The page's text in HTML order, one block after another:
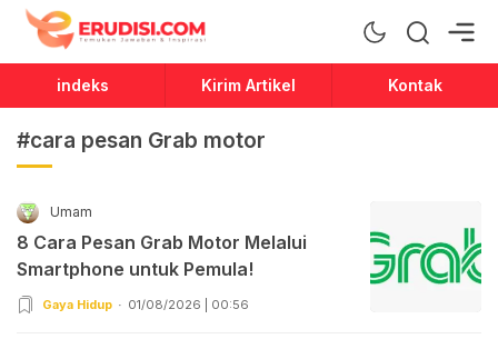
Erudisi
Temukan Jawaban dan Inspirasi
indeks Kirim Artikel Kontak
#cara pesan Grab motor
Umam
8 Cara Pesan Grab Motor Melalui
Smartphone untuk Pemula!
Gaya Hidup 01/08/2026 | 00:56